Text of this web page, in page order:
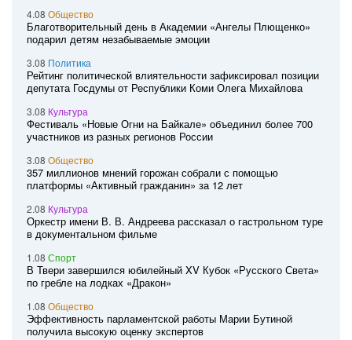
4.08 Общество
Благотворительный день в Академии «Ангелы Плющенко»
подарил детям незабываемые эмоции
3.08 Политика
Рейтинг политической влиятельности зафиксировал позиции
депутата Госдумы от Республики Коми Олега Михайлова
3.08 Культура
Фестиваль «Новые Огни на Байкале» объединил более 700
участников из разных регионов России
3.08 Общество
357 миллионов мнений горожан собрали с помощью
платформы «Активный гражданин» за 12 лет
2.08 Культура
Оркестр имени В. В. Андреева рассказал о гастрольном туре
в документальном фильме
1.08 Спорт
В Твери завершился юбилейный XV Кубок «Русского Света»
по гребле на лодках «Дракон»
1.08 Общество
Эффективность парламентской работы Марии Бутиной
получила высокую оценку экспертов